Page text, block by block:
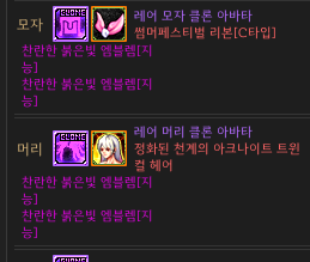
모자
레어 모자 클론 아바타
썸머페스티벌 리본[C타입]
찬란한 붉은빛 엠블렘[지
능]
찬란한 붉은빛 엠블렘[지
능]
머리
레어 머리 클론 아바타
정화된 천계의 아크나이트 트윈
컬 헤어
찬란한 붉은빛 엠블렘[지
능]
찬란한 붉은빛 엠블렘[지
능]